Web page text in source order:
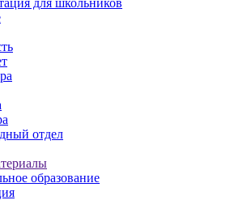
для школьников
отдел
образование